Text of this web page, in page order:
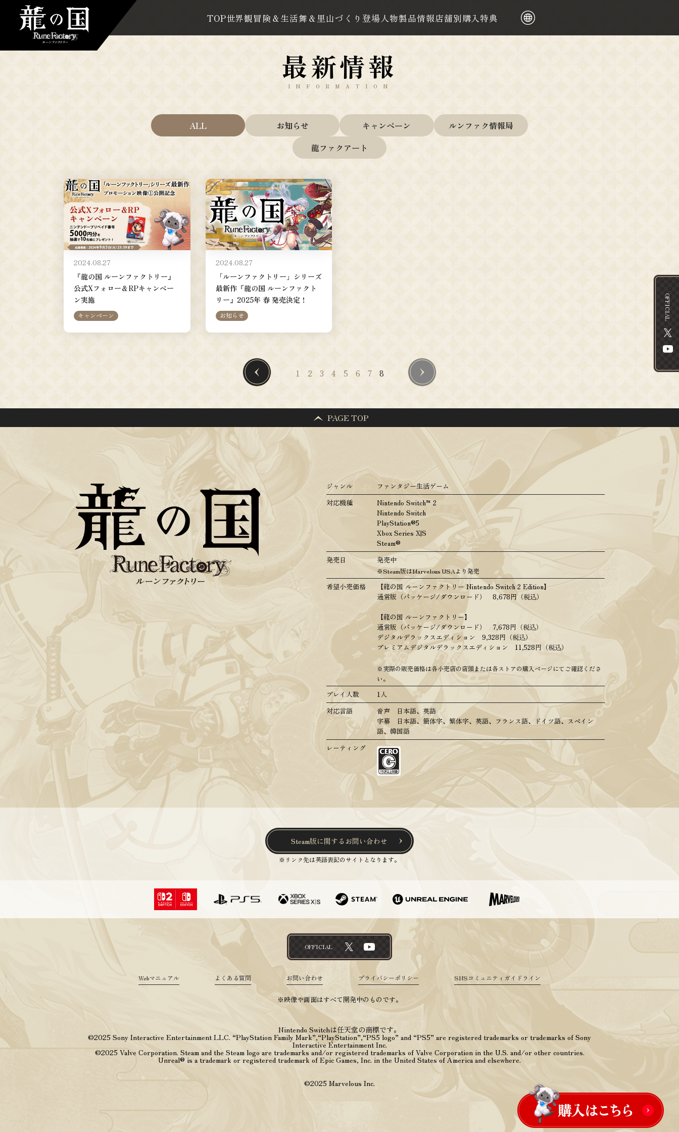
TOP世界観冒険＆生活舞＆里山づくり 登場人物製品情報店舗別購入特典
最新情報
INFORMATION
ALL お知らせ キャンペーン
ルンファク情報局
龍ファクアート
2024.08.27
『龍の国 ルーンファクトリー』
公式Xフォロー＆RPキャンペー
ン実施
キャンペーン
2024.08.27
「ルーンファクトリー」シリーズ
最新作『龍の国 ルーンファクト
リー』2025年 春 発売決定！
お知らせ
1 2 3 4 5 6 7 8
PAGE TOP
ジャンル
ファンタジー生活ゲーム
対応機種
Nintendo Switch™ 2
Nintendo Switch
PlayStation®5
Xbox Series X|S
Steam®
発売日
発売中
※Steam版はMarvelous USAより発売
希望小売価格
【龍の国 ルーンファクトリー Nintendo Switch 2 Edition】
通常版（パッケージ/ダウンロード） 8,678円（税込）
【龍の国 ルーンファクトリー】
通常版（パッケージ/ダウンロード） 7,678円（税込）
デジタルデラックスエディション 9,328円（税込）
プレミアムデジタルデラックスエディション 11,528円（税込）
※実際の販売価格は各小売店の店頭または各ストアの購入ページにてご確認くださ
い。
プレイ人数
1人
対応言語
音声 日本語、英語
字幕 日本語、簡体字、繁体字、英語、フランス語、ドイツ語、スペイン
語、韓国語
レーティング
Steam版に関するお問い合わせ
※リンク先は英語表記のサイトとなります。
OFFICIAL
Webマニュアル よくある質問 お問い合わせ プライバシーポリシー SNSコミュニティガイドライン
※映像や画面はすべて開発中のものです。
Nintendo Switchは任天堂の商標です。
©2025 Sony Interactive Entertainment LLC. “PlayStation Family Mark”,“PlayStation”,“PS5 logo” and “PS5” are registered trademarks or trademarks of Sony
Interactive Entertainment Inc.
©2025 Valve Corporation. Steam and the Steam logo are trademarks and/or registered trademarks of Valve Corporation in the U.S. and/or other countries.
Unreal® is a trademark or registered trademark of Epic Games, Inc. in the United States of America and elsewhere.
©2025 Marvelous Inc.
OFFICIAL